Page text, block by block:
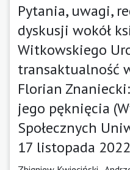
Pytania, uwagi,
dyskusji wokół
Witkowskiego
transaktualność
Florian
jego pęknięcia
Społecznych
17 listopada